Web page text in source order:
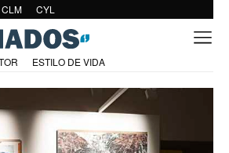
CLM CYL
ESTILO DE VIDA